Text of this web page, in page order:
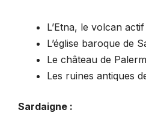
L’Etna, le volcan
L’église baroque de
Le château de
Les ruines antiques
Sardaigne :